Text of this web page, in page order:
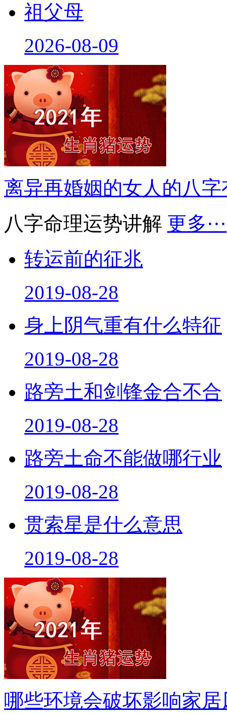
祖父母
2026-08-09
离异再婚姻的女人的八
八字命理运势讲解 更多···
转运前的征兆
2019-08-28
身上阴气重有什么特征
2019-08-28
路旁土和剑锋金合不合
2019-08-28
路旁土命不能做哪行业
2019-08-28
贯索星是什么意思
2019-08-28
哪些环境会破坏影响家居